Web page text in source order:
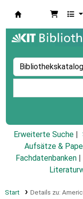
Erweiterte Suche
Aufsätze &
Fachdatenbanken
Start Details zu: